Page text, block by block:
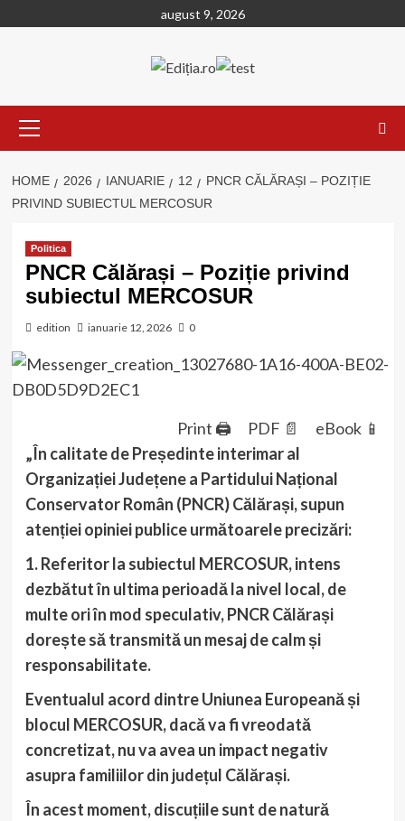
to
august 9, 2026
Menu
HOME 2026 IANUARIE 12
PNCR CĂLĂRAȘI – POZIȚIE
PRIVIND SUBIECTUL MERCOSUR
Politica
PNCR Călărași – Poziție privind
subiectul MERCOSUR
edition ianuarie 12, 2026 0
Print 🖨 PDF 📄
eBook 📱
„În calitate de Președinte interimar al
Organizației Județene a Partidului Național
Conservator Român (PNCR) Călărași, supun
atenției opiniei publice următoarele precizări:
1. Referitor la subiectul MERCOSUR, intens
dezbătut în ultima perioadă la nivel local, de
multe ori în mod speculativ, PNCR Călărași
dorește să transmită un mesaj de calm și
responsabilitate.
Eventualul acord dintre Uniunea Europeană și
blocul MERCOSUR, dacă va fi vreodată
concretizat, nu va avea un impact negativ
asupra familiilor din județul Călărași.
În acest moment, discuțiile sunt de natură